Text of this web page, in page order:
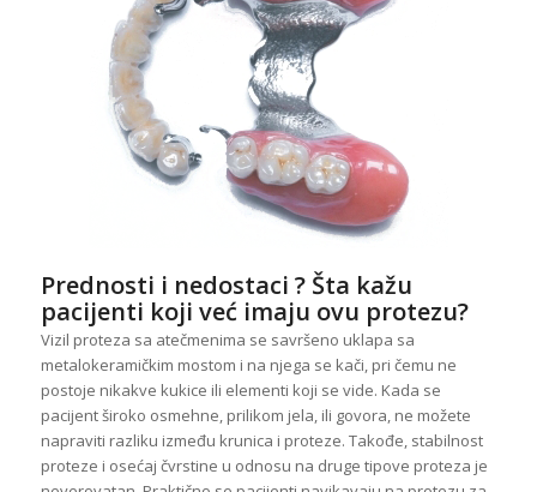
Prednosti i nedostaci ? Šta kažu
pacijenti koji već imaju ovu protezu?
Vizil proteza sa atečmenima se savršeno uklapa sa
metalokeramičkim mostom i na njega se kači, pri čemu ne
postoje nikakve kukice ili elementi koji se vide. Kada se
pacijent široko osmehne, prilikom jela, ili govora, ne možete
napraviti razliku između krunica i proteze. Takođe, stabilnost
proteze i osećaj čvrstine u odnosu na druge tipove proteza je